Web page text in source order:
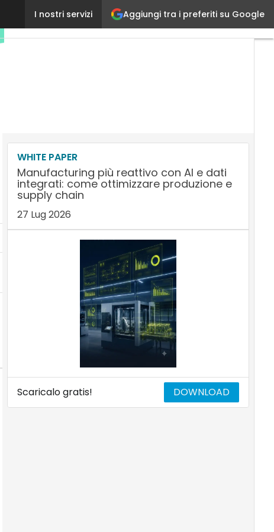
Aggiungi tra i preferiti su Google
I nostri servizi
IBM conquista il Premio Wolfler 2015 come miglior
WHITE PAPER
Manufacturing più reattivo con AI e dati
integrati: come ottimizzare produzione e
supply chain
27 Lug 2026
Scaricalo gratis! DOWNLOAD